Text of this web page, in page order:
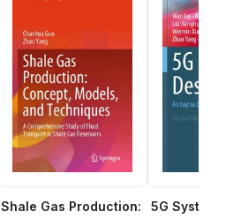
Shale Gas Production:
5G System